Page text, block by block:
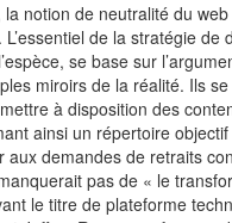
de neutralité du web
de la stratégie de
se base sur
miroirs de la réalité. Ils
à disposition des
ainsi un répertoire
aux demandes de retraits
pas de « le
le titre de plateforme